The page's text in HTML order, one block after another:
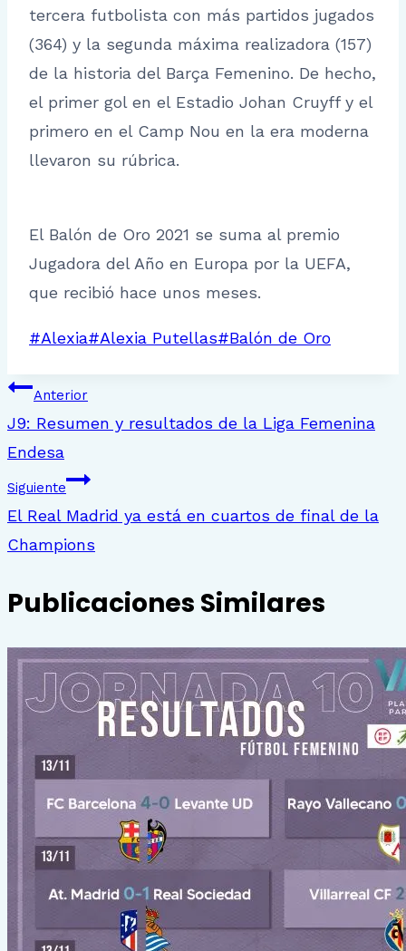
tercera futbolista con más partidos jugados
(364) y la segunda máxima realizadora (157)
de la historia del Barça Femenino. De hecho,
el primer gol en el Estadio Johan Cruyff y el
primero en el Camp Nou en la era moderna
llevaron su rúbrica.
El Balón de Oro 2021 se suma al premio
Jugadora del Año en Europa por la UEFA,
que recibió hace unos meses.
Etiquetas
la
entrada:
#Alexia#Alexia Putellas#Balón de Oro
Navegación
de
entradas
Anterior
J9: Resumen y resultados de la Liga Femenina
Endesa
Siguiente
El Real Madrid ya está en cuartos de final de la
Champions
Publicaciones Similares